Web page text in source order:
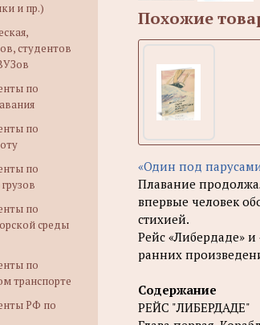
и пр.)
студентов
по
по
по
по
среды
по
транспорте
РФ по
Похожие
«Один под парусами
Плавание
впервые человек
стихией.
Рейс «Либердаде»
ранних
Содержание
РЕЙС "ЛИБЕРДАДЕ"